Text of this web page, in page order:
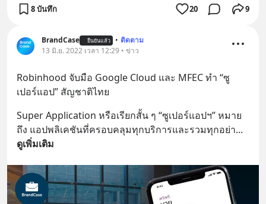
8 บันทึก 20 9
BrandCase ยืนยันแล้ว • ติดตาม
13 มิ.ย. 2022 เวลา 12:29 • ข่าว
Robinhood จับมือ Google Cloud และ MFEC ทำ “ซู
เปอร์แอป” สัญชาติไทย
Super Application หรือเรียกสั้น ๆ “ซูเปอร์แอปฯ” หมาย
ถึง แอปพลิเคชันที่ครอบคลุมทุกบริการและรวมทุกอย่า...
ดูเพิ่มเติม